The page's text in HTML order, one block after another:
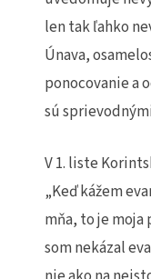
len tak ľahko
Únava,
ponocovanie a
sú
V 1. liste
„Keď kážem
mňa, to je
som nekázal